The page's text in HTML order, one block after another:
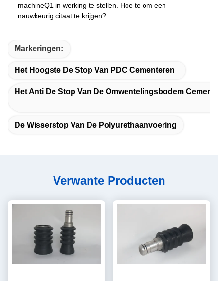
machineQ1 in werking te stellen. Hoe te om een
nauwkeurig citaat te krijgen?.
Markeringen:
Het Hoogste De Stop Van PDC Cementeren
Het Anti De Stop Van De Omwentelingsbodem
De Wisserstop Van De Polyurethaanvoering
Verwante Producten